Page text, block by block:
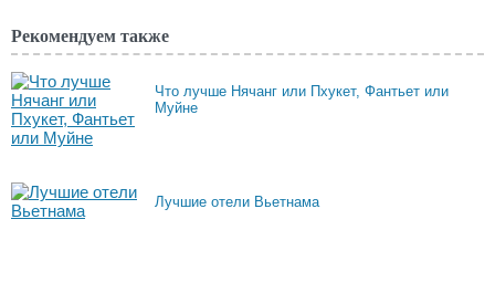
Рекомендуем также
Что лучше Нячанг или Пхукет, Фантьет или
Муйне
Лучшие отели Вьетнама